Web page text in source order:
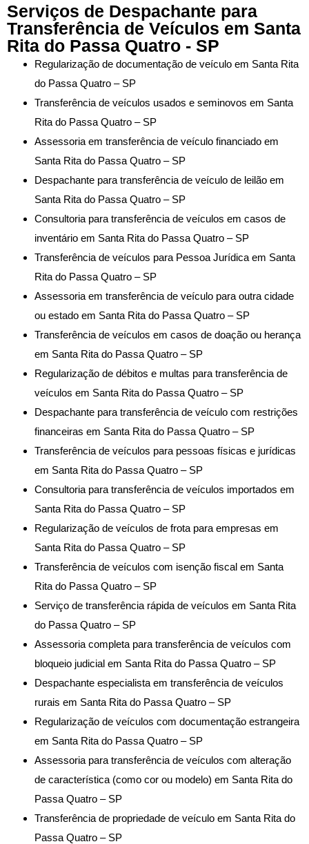
Serviços de Despachante para
Transferência de Veículos em Santa
Rita do Passa Quatro - SP
Regularização de documentação de veículo em Santa Rita
do Passa Quatro – SP
Transferência de veículos usados e seminovos em Santa
Rita do Passa Quatro – SP
Assessoria em transferência de veículo financiado em
Santa Rita do Passa Quatro – SP
Despachante para transferência de veículo de leilão em
Santa Rita do Passa Quatro – SP
Consultoria para transferência de veículos em casos de
inventário em Santa Rita do Passa Quatro – SP
Transferência de veículos para Pessoa Jurídica em Santa
Rita do Passa Quatro – SP
Assessoria em transferência de veículo para outra cidade
ou estado em Santa Rita do Passa Quatro – SP
Transferência de veículos em casos de doação ou herança
em Santa Rita do Passa Quatro – SP
Regularização de débitos e multas para transferência de
veículos em Santa Rita do Passa Quatro – SP
Despachante para transferência de veículo com restrições
financeiras em Santa Rita do Passa Quatro – SP
Transferência de veículos para pessoas físicas e jurídicas
em Santa Rita do Passa Quatro – SP
Consultoria para transferência de veículos importados em
Santa Rita do Passa Quatro – SP
Regularização de veículos de frota para empresas em
Santa Rita do Passa Quatro – SP
Transferência de veículos com isenção fiscal em Santa
Rita do Passa Quatro – SP
Serviço de transferência rápida de veículos em Santa Rita
do Passa Quatro – SP
Assessoria completa para transferência de veículos com
bloqueio judicial em Santa Rita do Passa Quatro – SP
Despachante especialista em transferência de veículos
rurais em Santa Rita do Passa Quatro – SP
Regularização de veículos com documentação estrangeira
em Santa Rita do Passa Quatro – SP
Assessoria para transferência de veículos com alteração
de característica (como cor ou modelo) em Santa Rita do
Passa Quatro – SP
Transferência de propriedade de veículo em Santa Rita do
Passa Quatro – SP